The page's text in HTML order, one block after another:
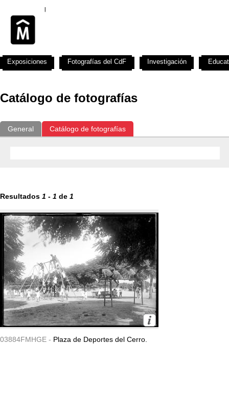
Catálogo de fotografías
General Catálogo de fotografías
Resultados 1 - 1 de 1
03884FMHGE - Plaza de Deportes del Cerro.
Exposiciones Fotografías del CdF Investigación